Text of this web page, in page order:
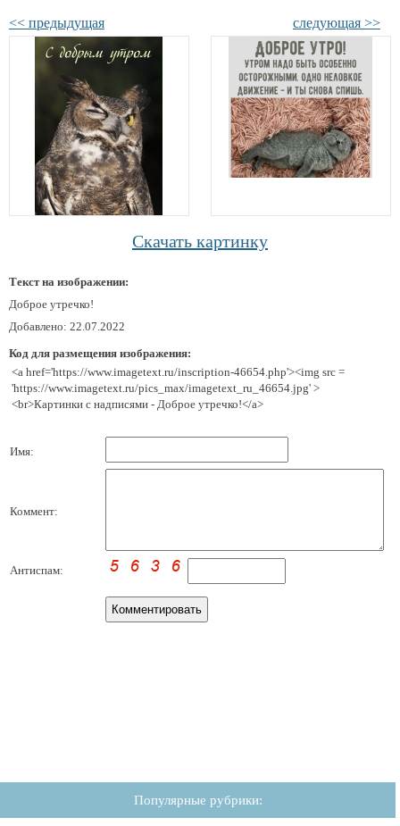
<< предыдущая следующая >>
Скачать картинку
Текст на изображении:
Доброе утречко!
Добавлено: 22.07.2022
Код для размещения изображения:
<a href='https://www.imagetext.ru/inscription-46654.php'><img src =
'https://www.imagetext.ru/pics_max/imagetext_ru_46654.jpg' >
<br>Картинки с надписями - Доброе утречко!</a>
Имя:
Коммент:
Антиспам:
Популярные рубрики: